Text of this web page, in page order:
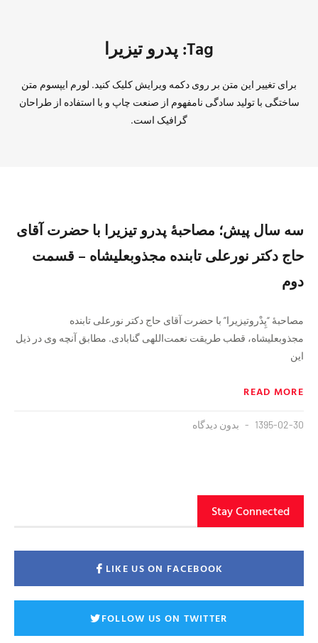
Tag: پدرو تیزیرا
برای تغییر این متن بر روی دکمه ویرایش کلیک کنید. لورم ایپسوم متن
ساختگی با تولید سادگی نامفهوم از صنعت چاپ و با استفاده از طراحان
گرافیک است.
سه سال پیش؛ مصاحبهٔ پدرو تیزیرا با حضرت آقای
حاج دکتر نورعلی تابنده مجذوبعليشاه – قسمت
دوم
مصاحبهٔ “پِدْروتیزیرا” با حضرت آقای حاج دکتر نورعلی تابنده
مجذوبعليشاه، قطب طریقت نعمت‌اللهی گنابادی. مطابق آنچه وی در ذیل
این
READ MORE
1395-02-30 بدون دیدگاه
Stay Connected
LIKE US ON FACEBOOK
FOLLOW US ON TWITTER